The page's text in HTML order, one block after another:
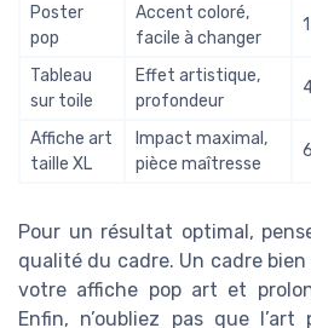
Poster
pop
Accent coloré,
facile à changer
Tableau
sur toile
Effet artistique,
profondeur
Affiche art
taille XL
Impact maximal,
pièce maîtresse
Pour un résultat optimal,
qualité du cadre. Un cadre
votre affiche pop art et
Enfin, n’oubliez pas que